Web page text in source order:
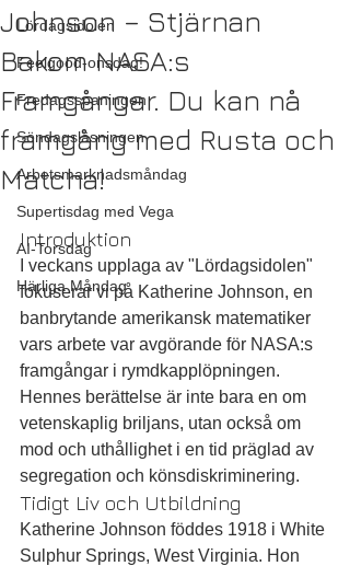
Lördagsidolen
Feelgood-onsdag!
Fredagsspaningen
Söndagsläsningen
Arbetsmarknadsmåndag
Supertisdag med Vega
AI-Torsdag
Härliga Måndag
Johnson – Stjärnan
Bakom NASA:s
Framgångar. Du kan nå
framgång med Rusta och
Matcha!
Introduktion
I veckans upplaga av "Lördagsidolen"
fokuserar vi på Katherine Johnson, en
banbrytande amerikansk matematiker
vars arbete var avgörande för NASA:s
framgångar i rymdkapplöpningen.
Hennes berättelse är inte bara en om
vetenskaplig briljans, utan också om
mod och uthållighet i en tid präglad av
segregation och könsdiskriminering.
Tidigt Liv och Utbildning
Katherine Johnson föddes 1918 i White
Sulphur Springs, West Virginia. Hon